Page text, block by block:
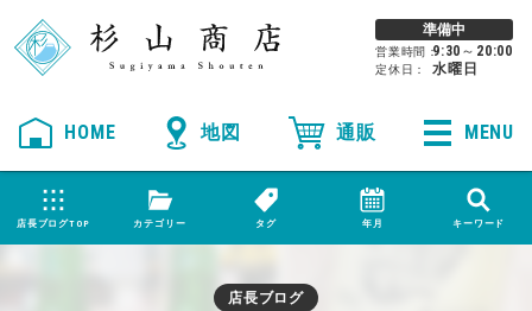
HOME
準備中
営業時間：9:30 ～ 20:00
定休日： 水曜日
MENU
店長ブログTOP カテゴリー タグ 年月 キーワード
店長ブログ